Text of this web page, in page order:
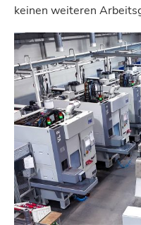
keinen weiteren